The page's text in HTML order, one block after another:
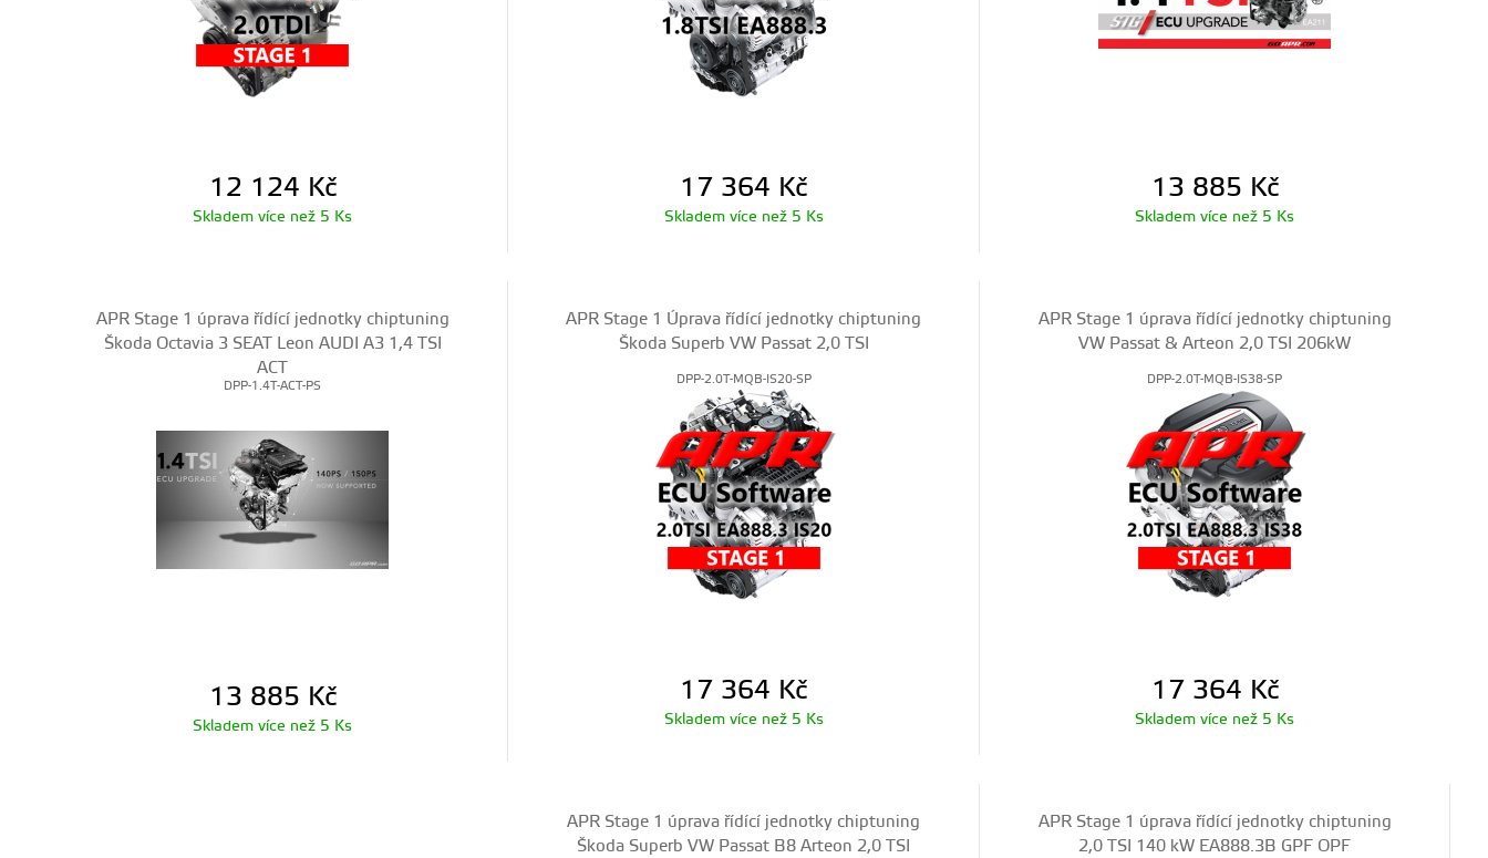
12 124 Kč
Skladem více než 5 Ks
17 364 Kč
Skladem více než 5 Ks
13 885 Kč
Skladem více než 5 Ks
APR Stage 1 úprava řídící jednotky chiptuning
Škoda Octavia 3 SEAT Leon AUDI A3 1,4 TSI
ACT
DPP-1.4T-ACT-PS
13 885 Kč
Skladem více než 5 Ks
APR Stage 1 Úprava řídící jednotky chiptuning
Škoda Superb VW Passat 2,0 TSI
DPP-2.0T-MQB-IS20-SP
17 364 Kč
Skladem více než 5 Ks
APR Stage 1 úprava řídící jednotky chiptuning
VW Passat & Arteon 2,0 TSI 206kW
DPP-2.0T-MQB-IS38-SP
17 364 Kč
Skladem více než 5 Ks
APR Stage 1 úprava řídící jednotky chiptuning
Škoda Superb VW Passat B8 Arteon 2,0 TSI
APR Stage 1 úprava řídící jednotky chiptuning
2,0 TSI 140 kW EA888.3B GPF OPF